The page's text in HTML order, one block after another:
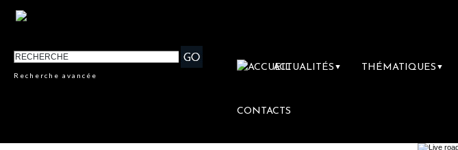
Recherche avancée
ACTUALITÉS ▼ THÉMATIQUES ▼
CONTACTS